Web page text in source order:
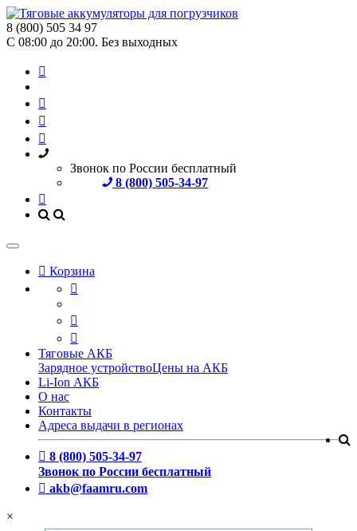
8 (800) 505 34 97
С 08:00 до 20:00. Без выходных
Звонок по России бесплатный
8 (800) 505-34-97
Корзина
Тяговые АКБ
Зарядное устройствоЦены на АКБ
Li-Ion АКБ
О нас
Контакты
Адреса выдачи в регионах
8 (800) 505-34-97
Звонок по России бесплатный
akb@faamru.com
×